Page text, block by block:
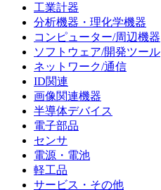
工業計器
分析機器・理化学機器
コンピューター/周辺機器
ソフトウェア/開発ツール
ネットワーク/通信
ID関連
画像関連機器
半導体デバイス
電子部品
センサ
電源・電池
軽工品
サービス・その他